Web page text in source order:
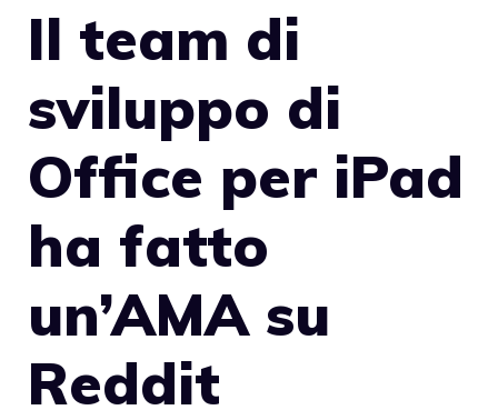
Il team di
sviluppo di
Office per iPad
ha fatto
un’AMA su
Reddit